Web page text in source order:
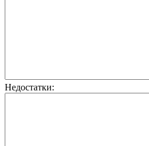
Недостатки: